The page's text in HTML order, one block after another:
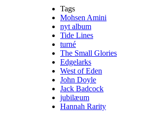
Tags
Mohsen Amini
nyt album
Tide Lines
turné
The Small Glories
Edgelarks
West of Eden
John Doyle
Jack Badcock
jubilæum
Hannah Rarity